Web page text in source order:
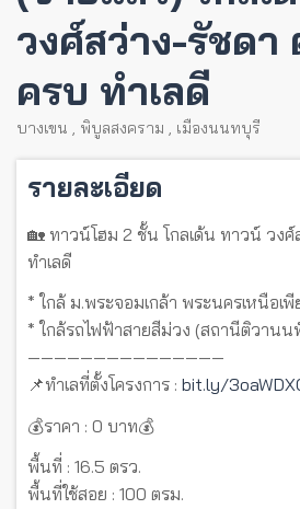
วงศ์สว่าง-รัชดา
ครบ ทำเลดี
บางเขน , พิบูลสงคราม , เมืองนนทบุรี
รายละเอียด
🏡 ทาวน์โฮม 2 ชั้น โกลเด้น ทาวน์ วงศ์
ทำเลดี
* ใกล้ ม.พระจอมเกล้า พระนครเหนือเพี
* ใกล้รถไฟฟ้าสายสีม่วง (สถานีติวานน
———————————————
📌ทำเลที่ตั้งโครงการ : bit.ly/
💰ราคา : 0 บาท💰
พื้นที่ : 16.5 ตรว.
พื้นที่ใช้สอย : 100 ตรม.